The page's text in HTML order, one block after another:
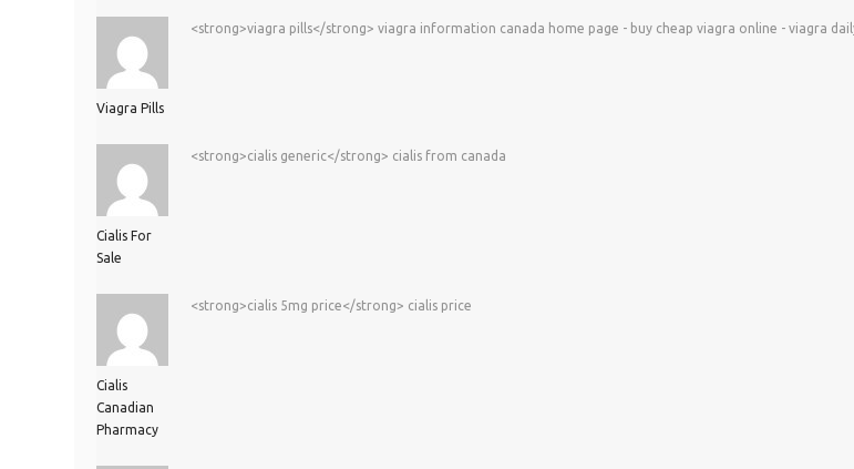
Viagra Pills
<strong>viagra pills</strong> viagra information canada home page - buy cheap viagra online - viagra
Cialis For
Sale
<strong>cialis generic</strong> cialis from canada
Cialis
Canadian
Pharmacy
<strong>cialis 5mg price</strong> cialis price